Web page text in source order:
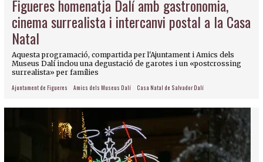
Figueres homenatja Dalí amb gastronomia,
cinema surrealista i intercanvi postal a la Casa
Natal
Aquesta programació, compartida per l'Ajuntament i Amics dels
Museus Dalí inclou una degustació de garotes i un «postcrossing
surrealista» per famílies
Ajuntament de Figueres Amics dels Museus Dalí Casa Natal de Salvador Dalí